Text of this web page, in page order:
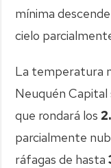
mínima
cielo
La temperatura
Neuquén
que rondará los
parcialmente
ráfagas de hasta